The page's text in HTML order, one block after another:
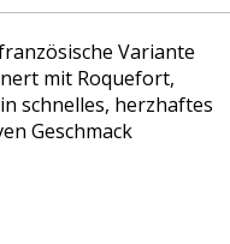
Variante
mit Roquefort,
schnelles, herzhaftes
Geschmack